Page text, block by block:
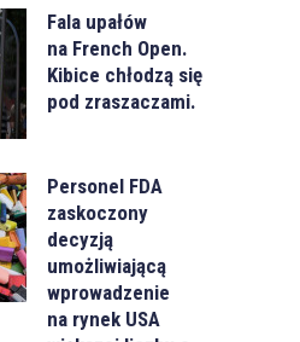
Fala upałów
na French Open.
Kibice chłodzą się
pod zraszaczami.
Personel FDA
zaskoczony
decyzją
umożliwiającą
wprowadzenie
na rynek USA